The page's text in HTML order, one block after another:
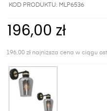
KOD PRODUKTU: MLP6536
196,00 zł
196,00 zł najniższa cena w ciągu